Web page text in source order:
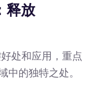
释放
处和应用，重点
中的独特之处。